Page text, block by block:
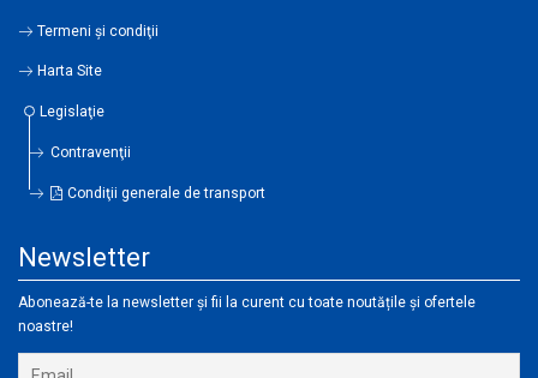
Termeni şi condiţii
Harta Site
Legislaţie
Contravenţii
Condiţii generale de transport
Newsletter
Abonează-te la newsletter și fii la curent cu toate noutățile și ofertele
noastre!